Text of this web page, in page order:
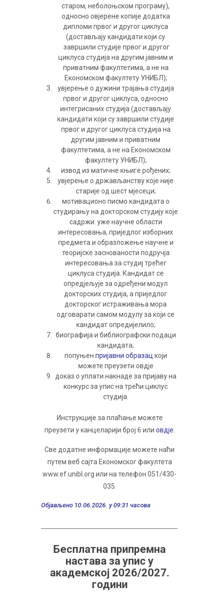
старом, неболоњском програму),
односно овјерене копије додатка
дипломи првог и другог циклуса
(достављају кандидати који су
завршили студије првог и другог
циклуса студија на другим јавним и
приватним факултетима, а не на
Економском факултету УНИБЛ);
увјерење о дужини трајања студија
првог и другог циклуса, односно
интегрисаних студија (достављају
кандидати који су завршили студије
првог и другог циклуса студија на
другим јавним и приватним
факултетима, а не на Економском
факултету УНИБЛ);
извод из матичне књиге рођених;
увјерење о држављанству које није
старије од шест мјесеци;
мотивационо писмо кандидата о
студирању на докторском студију које
садржи: уже научне области
интересовања, приједлог изборних
предмета и образложење научне и
теоријске заснованости подручја
интересовања за студиј трећег
циклуса студија. Кандидат се
опредјељује за одређени модул
докторских студија, а приједлог
докторског истраживања мора
одговарати самом модулу за који се
кандидат опредијелило;
биографија и библиографски подаци
кандидата;
попуњен пријавни образац који
можете преузети овдје
доказ о уплати накнаде за пријаву на
конкурс за упис на трећи циклус
студија.
Инструкције за плаћање можете
преузети у канцеларији број 6 или овдје
Све додатне информације можете наћи
путем веб сајта Економског факултета
www.ef.unibl.org или на телефон 051/430-
035.
Објављено 10.06.2026. у 09:31 часова
Бесплатна припремна
настава за упис у
академској 2026/2027.
години